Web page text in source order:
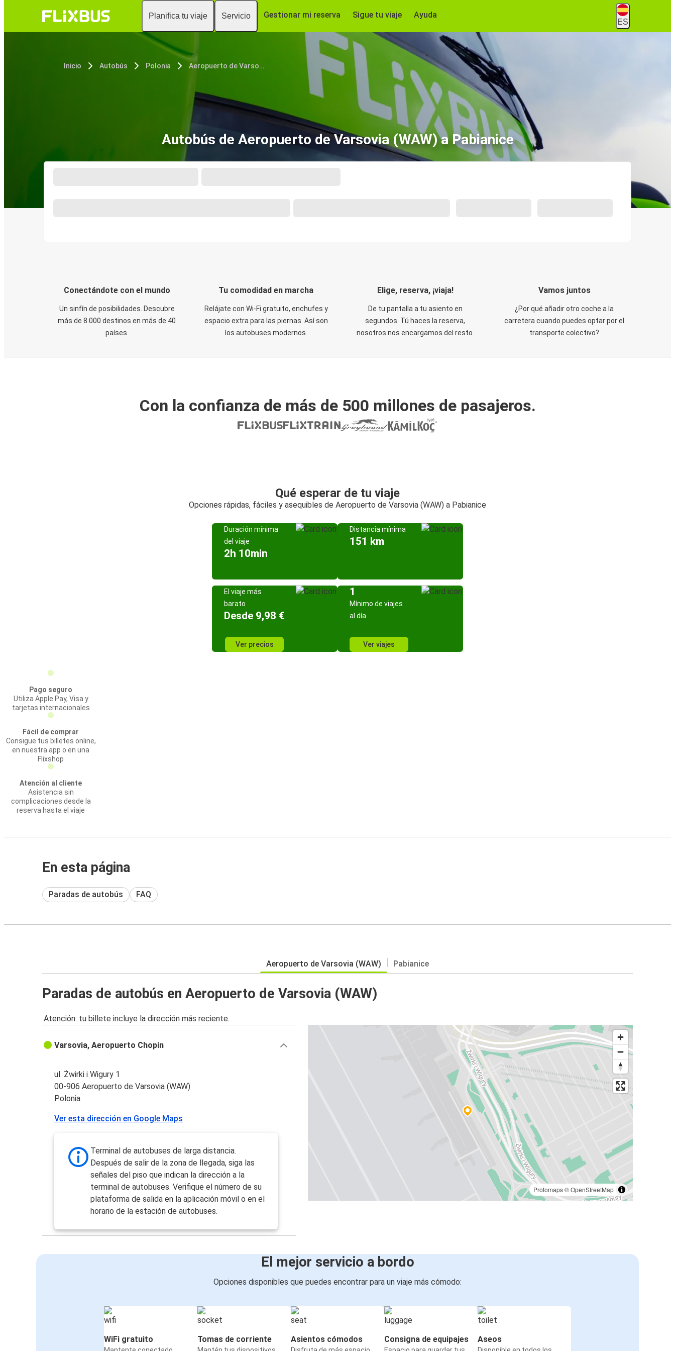
Planifica tu viaje Servicio Gestionar mi reserva Sigue tu viaje Ayuda
ES
Inicio Autobús Polonia Aeropuerto de Varsovia (WAW)
Autobús de Aeropuerto de Varsovia (WAW) a Pabianice
Conectándote con el mundo
Un sinfín de posibilidades. Descubre
más de 8.000 destinos en más de 40
países.
Tu comodidad en marcha
Relájate con Wi-Fi gratuito, enchufes y
espacio extra para las piernas. Así son
los autobuses modernos.
Elige, reserva, ¡viaja!
De tu pantalla a tu asiento en
segundos. Tú haces la reserva,
nosotros nos encargamos del resto.
Vamos juntos
¿Por qué añadir otro coche a la
carretera cuando puedes optar por el
transporte colectivo?
Con la confianza de más de 500 millones de pasajeros.
Qué esperar de tu viaje
Opciones rápidas, fáciles y asequibles de Aeropuerto de Varsovia (WAW) a Pabianice
Duración mínima
del viaje
2h 10min
Distancia mínima
151 km
El viaje más
barato
Desde 9,98 €
Ver precios
1
Mínimo de viajes
al día
Ver viajes
Pago seguro
Utiliza Apple Pay, Visa y
tarjetas internacionales
Fácil de comprar
Consigue tus billetes online,
en nuestra app o en una
Flixshop
Atención al cliente
Asistencia sin
complicaciones desde la
reserva hasta el viaje
En esta página
Paradas de autobús FAQ
Aeropuerto de Varsovia (WAW) Pabianice
Paradas de autobús en Aeropuerto de Varsovia (WAW)
Atención: tu billete incluye la dirección más reciente.
Protomaps©OpenStreetMap
Varsovia, Aeropuerto Chopin
ul. Żwirki i Wigury 1
00-906 Aeropuerto de Varsovia (WAW)
Polonia
Ver esta dirección en Google Maps
Terminal de autobuses de larga distancia.
Después de salir de la zona de llegada, siga las
señales del piso que indican la dirección a la
terminal de autobuses. Verifique el número de su
plataforma de salida en la aplicación móvil o en el
horario de la estación de autobuses.
El mejor servicio a bordo
Opciones disponibles que puedes encontrar para un viaje más cómodo:
WiFi gratuito Tomas de corriente Asientos cómodos Consigna de equipajes Aseos